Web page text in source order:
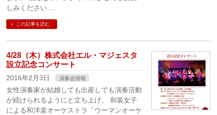
しみください …
この記事を読む
4/28（木）株式会社エル・マジェスタ
設立記念コンサート
2016年2月3日 演奏会情報
女性演奏家が結婚しても出産しても演奏活動
が続けられるようにと立ち上げ、 和装女子
による和洋楽オーケストラ「ウーマンオーケ